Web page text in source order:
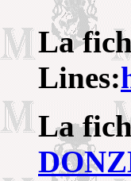
La
Lines:
La